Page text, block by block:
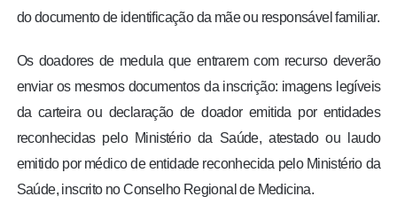
do documento de identificação da mãe ou responsável familiar.
Os doadores de medula que entrarem com recurso deverão
enviar os mesmos documentos da inscrição: imagens legíveis
da carteira ou declaração de doador emitida por entidades
reconhecidas pelo Ministério da Saúde, atestado ou laudo
emitido por médico de entidade reconhecida pelo Ministério da
Saúde, inscrito no Conselho Regional de Medicina.